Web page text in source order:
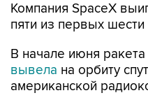
Компания SpaceX
пяти из первых шести
В начале июня
вывела на орбиту
американской